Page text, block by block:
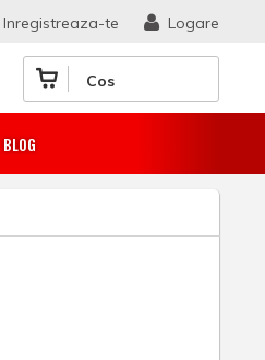
Cos
BLOG
Logare
Inregistreaza-te